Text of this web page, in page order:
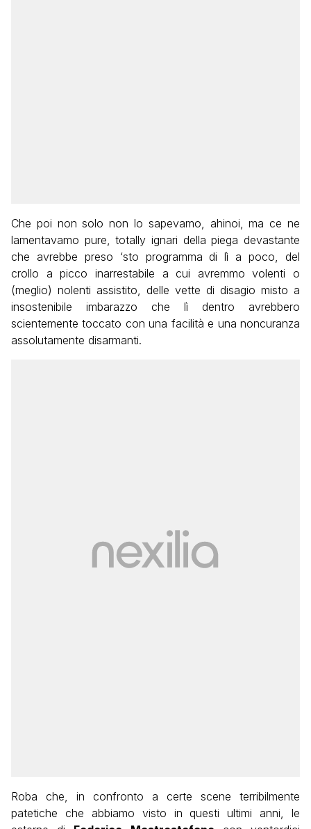
Che poi non solo non lo sapevamo, ahinoi, ma ce ne
lamentavamo pure, totally ignari della piega devastante
che avrebbe preso ‘sto programma di lì a poco, del
crollo a picco inarrestabile a cui avremmo volenti o
(meglio) nolenti assistito, delle vette di disagio misto a
insostenibile imbarazzo che lì dentro avrebbero
scientemente toccato con una facilità e una noncuranza
assolutamente disarmanti.
Roba che, in confronto a certe scene terribilmente
patetiche che abbiamo visto in questi ultimi anni, le